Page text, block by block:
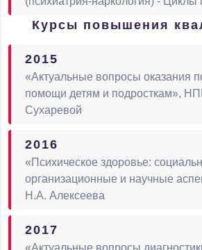
Курсы повышения
2015
«Актуальные вопросы оказания
помощи детям и подросткам»,
Сухаревой
2016
«Психическое здоровье:
организационные и научные
Н.А. Алексеева
2017
«Актуальные вопросы